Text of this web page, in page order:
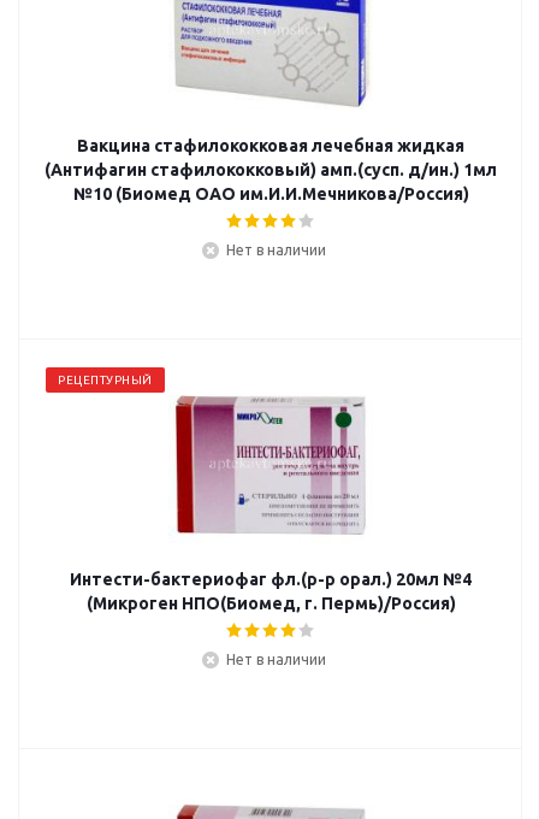
Вакцина стафилококковая лечебная жидкая
(Антифагин стафилококковый) амп.(сусп. д/ин.) 1мл
№10 (Биомед ОАО им.И.И.Мечникова/Россия)
Нет в наличии
РЕЦЕПТУРНЫЙ
Интести-бактериофаг фл.(р-р орал.) 20мл №4
(Микроген НПО(Биомед, г. Пермь)/Россия)
Нет в наличии